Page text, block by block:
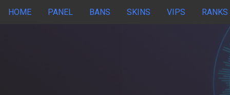
HOME PANEL BANS SKINS VIPS RANKS